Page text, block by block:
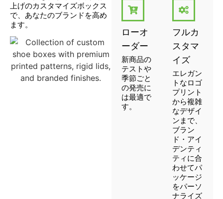
上げのカスタマイズボックス
で、あなたのブランドを高め
ます。
ローオ
ーダー
新商品の
テストや
季節ごと
の発売に
は最適で
す。
フルカ
スタマ
イズ
エレガン
トなロゴ
プリント
から複雑
なデザイ
ンまで、
ブラン
ド・アイ
デンティ
ティに合
わせてパ
ッケージ
をパーソ
ナライズ